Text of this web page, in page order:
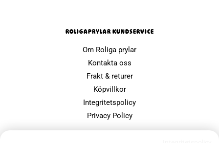
ROLIGAPRYLAR KUNDSERVICE
Om Roliga prylar
Kontakta oss
Frakt & returer
Köpvillkor
Integritetspolicy
Privacy Policy